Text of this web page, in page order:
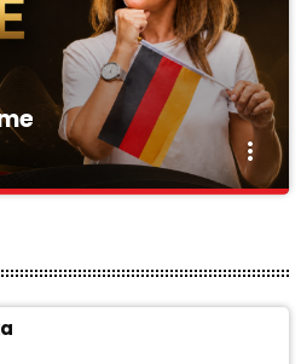
more_vert
tradycjach i wydarzeniach w